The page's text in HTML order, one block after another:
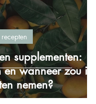
supplementen:
wanneer zou ik
nemen?